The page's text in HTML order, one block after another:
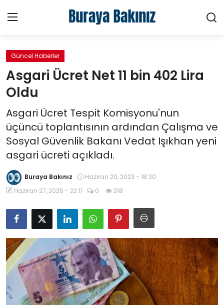
Ana Sayfa
Haberler
Kütüphane
Sektörel
Teknoloji
Video
Hakkımızda
Bize Ulaşın
Güncel Haberler
Asgari Ücret Net 11 bin 402 Lira
Oldu
Asgari Ücret Tespit Komisyonu'nun
üçüncü toplantısının ardından Çalışma ve
Sosyal Güvenlik Bakanı Vedat Işıkhan yeni
asgari ücreti açıkladı.
Buraya Bakınız
Haziran 20, 2023 - 18:30
Haziran 27, 2025 - 22:11
0 318